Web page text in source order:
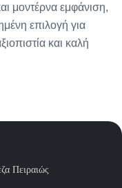
μοντέρνα εμφάνιση,
επιλογή για
και καλή
Πειραιώς